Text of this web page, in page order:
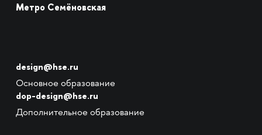
Метро Семёновская
design@hse.ru
Основное образование
dop-design@hse.ru
Дополнительное образование